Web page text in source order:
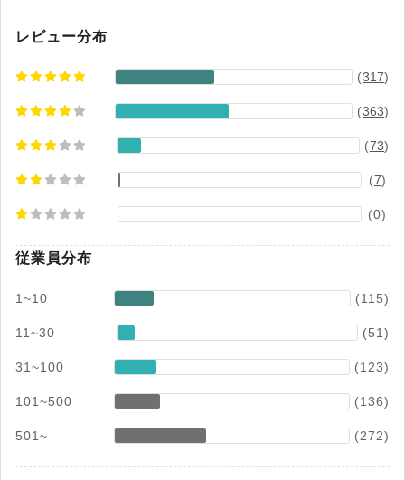
レビュー分布
(317)
(363)
(73)
(7)
(0)
従業員分布
1~10 (115)
11~30 (51)
31~100 (123)
101~500 (136)
501~ (272)